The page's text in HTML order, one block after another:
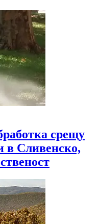
срещу
в Сливенско,